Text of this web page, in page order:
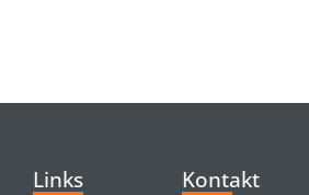
Links Kontakt